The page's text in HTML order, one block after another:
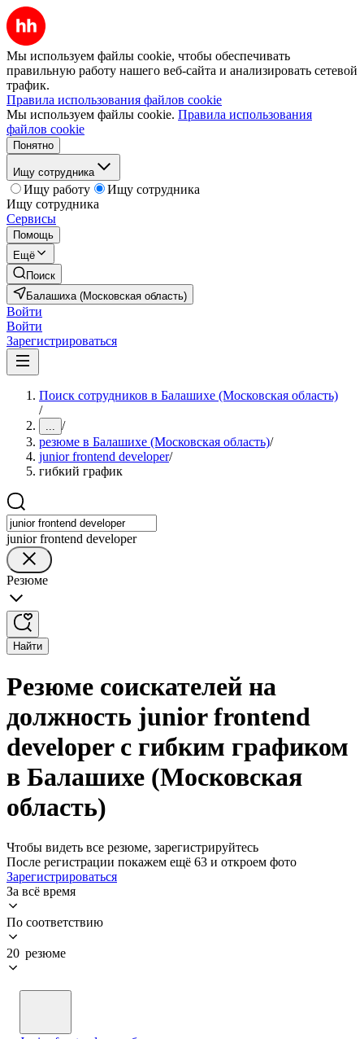
Мы используем файлы cookie, чтобы обеспечивать
правильную работу нашего веб-сайта и анализировать сетевой
трафик.
Правила использования файлов cookie
Мы используем файлы cookie. Правила использования
файлов cookie
Понятно
Ищу сотрудника
Ищу работу
Ищу сотрудника
Ищу сотрудника
Сервисы
Помощь
Ещё
Поиск
Балашиха (Московская область)
Войти
Войти
Зарегистрироваться
Поиск сотрудников в Балашихе (Московская область)
/
... /
резюме в Балашихе (Московская область)/
junior frontend developer/
гибкий график
junior frontend developer
Резюме
Найти
Резюме соискателей на
должность junior frontend
developer с гибким графиком
в Балашихе (Московская
область)
Чтобы видеть все резюме, зарегистрируйтесь
После регистрации покажем ещё 63 и откроем фото
Зарегистрироваться
За всё время
По соответствию
20 резюме